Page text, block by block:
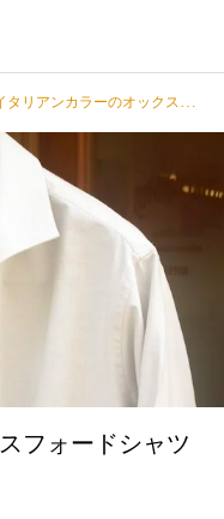
リアンカラーのオックスフォードシャツ｜オーダーメイド
フォードシャツ